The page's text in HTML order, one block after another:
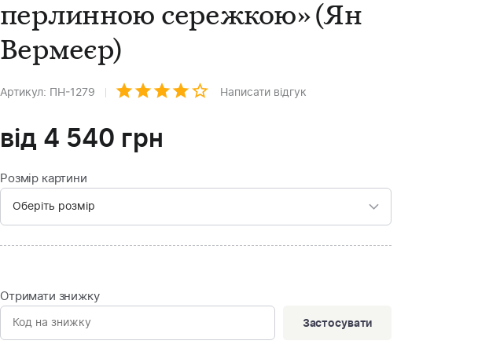
перлинною сережкою» (Ян
Вермеєр)
Артикул: ПН-1279 Написати відгук
від 4 540 грн
Розмір картини
Отримати знижку
Застосувати